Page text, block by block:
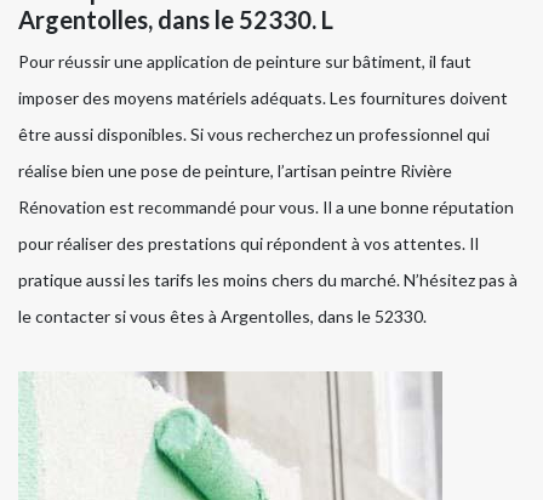
Argentolles, dans le 52330. L
Pour réussir une application de peinture sur bâtiment, il faut
imposer des moyens matériels adéquats. Les fournitures doivent
être aussi disponibles. Si vous recherchez un professionnel qui
réalise bien une pose de peinture, l’artisan peintre Rivière
Rénovation est recommandé pour vous. Il a une bonne réputation
pour réaliser des prestations qui répondent à vos attentes. Il
pratique aussi les tarifs les moins chers du marché. N’hésitez pas à
le contacter si vous êtes à Argentolles, dans le 52330.